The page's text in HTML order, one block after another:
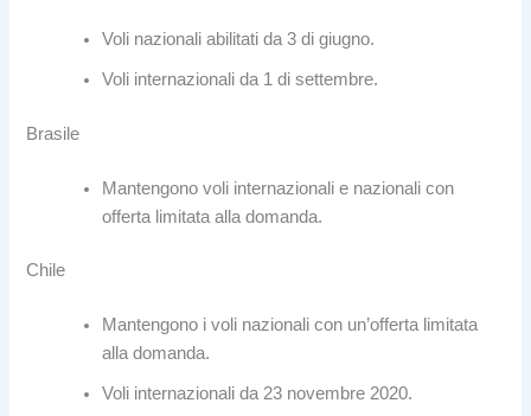
Voli nazionali abilitati da 3 di giugno.
Voli internazionali da 1 di settembre.
Brasile
Mantengono voli internazionali e nazionali con
offerta limitata alla domanda.
Chile
Mantengono i voli nazionali con un’offerta limitata
alla domanda.
Voli internazionali da 23 novembre 2020.